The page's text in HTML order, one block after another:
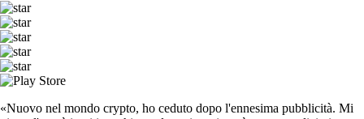
«Nuovo nel mondo crypto, ho ceduto dopo l'ennesima pubblicità. Mi